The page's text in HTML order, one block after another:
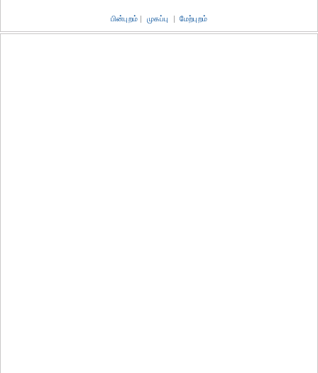
பின்புறம் | முகப்பு | மேற்புறம்